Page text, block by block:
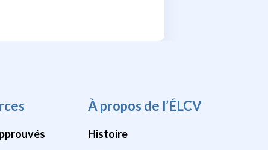
À propos de l’ÉLCV
Histoire